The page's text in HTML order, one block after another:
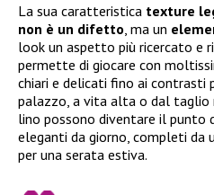
La sua caratteristica texture
non è un difetto , ma un
look un aspetto più ricercato e
permette di giocare con
chiari e delicati fino ai contrasti
palazzo, a vita alta o dal taglio
lino possono diventare il punto
eleganti da giorno, completi
per una serata estiva.